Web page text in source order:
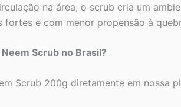
na área, o scrub cria um
e com menor propensão à
Scrub no Brasil?
Scrub 200g diretamente em